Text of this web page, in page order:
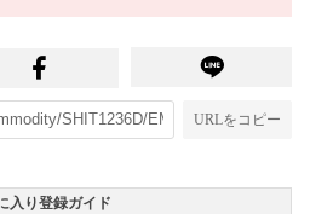
URLをコピー
入り登録ガイド